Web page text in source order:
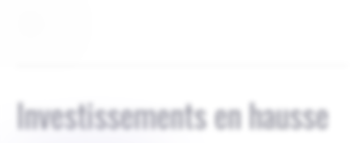
Investissements en hausse